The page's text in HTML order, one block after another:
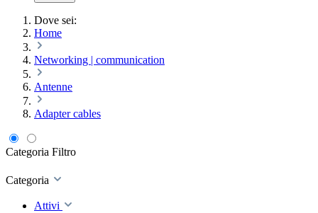
Dove sei:
Home
Networking | communication
Antenne
Adapter cables
Categoria Filtro
Categoria
Attivi